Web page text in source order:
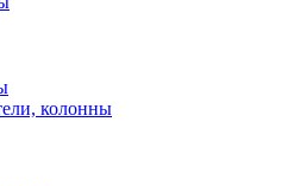
колонны